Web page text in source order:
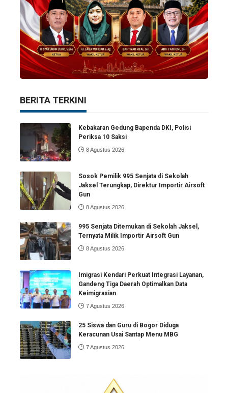
BERITA TERKINI
Kebakaran Gedung Bapenda DKI, Polisi
Periksa 10 Saksi
8 Agustus 2026
Sosok Pemilik 995 Senjata di Sekolah
Jaksel Terungkap, Direktur Importir Airsoft
Gun
8 Agustus 2026
995 Senjata Ditemukan di Sekolah Jaksel,
Ternyata Milik Importir Airsoft Gun
8 Agustus 2026
Imigrasi Kendari Perkuat Integrasi Layanan,
Gandeng Tiga Daerah Optimalkan Data
Keimigrasian
7 Agustus 2026
25 Siswa dan Guru di Bogor Diduga
Keracunan Usai Santap Menu MBG
7 Agustus 2026